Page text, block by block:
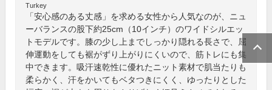
Turkey
「安心感のある丈感」を求める女性から人気なのが、ニュ
ーバランスの股下約25cm（10インチ）のワイドシルエッ
トモデルです。膝の少し上までしっかり隠れる長さで、屈
伸運動をしても裾がずり上がりにくいので、筋トレにも集
中できます。吸汗速乾性に優れたニット素材で肌当たりも
柔らかく、汗をかいてもベタつきにくく、ゆったりとした